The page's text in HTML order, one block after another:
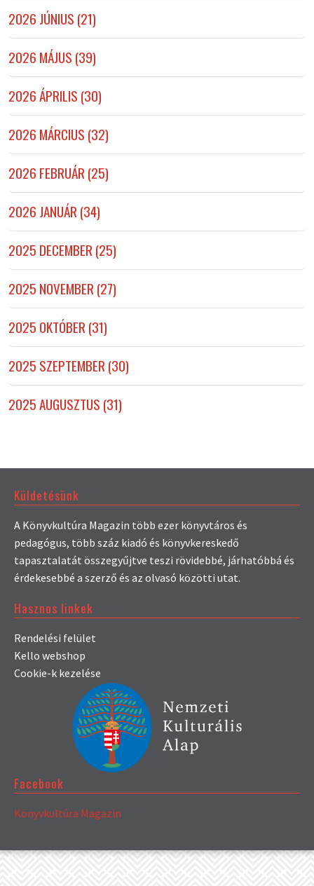
2026 JÚNIUS (21)
2026 MÁJUS (39)
2026 ÁPRILIS (30)
2026 MÁRCIUS (32)
2026 FEBRUÁR (25)
2026 JANUÁR (34)
2025 DECEMBER (25)
2025 NOVEMBER (27)
2025 OKTÓBER (31)
2025 SZEPTEMBER (30)
2025 AUGUSZTUS (31)
Küldetésünk
A Könyvkultúra Magazin több ezer könyvtáros és
pedagógus, több száz kiadó és könyvkereskedő
tapasztalatát összegyűjtve teszi rövidebbé, járhatóbbá és
érdekesebbé a szerző és az olvasó közötti utat.
Hasznos linkek
Rendelési felület
Kello webshop
Cookie-k kezelése
Facebook
Könyvkultúra Magazin